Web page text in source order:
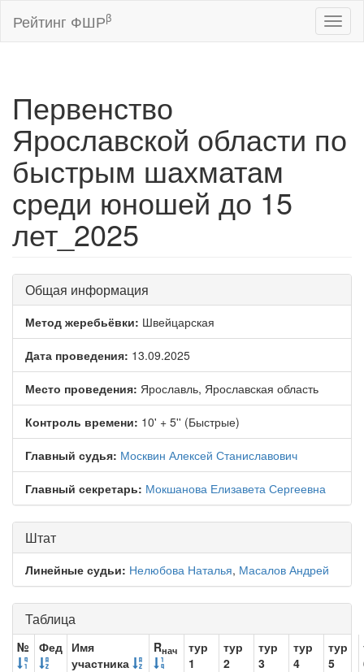
Рейтинг ФШРβ
Первенство
Ярославской области по
быстрым шахматам
среди юношей до 15
лет_2025
Общая информация
Метод жеребьёвки: Швейцарская
Дата проведения: 13.09.2025
Место проведения: Ярославль, Ярославская область
Контроль времени: 10' + 5'' (Быстрые)
Главный судья: Москвин Алексей Станиславович
Главный секретарь: Мокшанова Елизавета Сергеевна
Штат
Линейные судьи: Нелюбова Наталья, Масалов Андрей
Таблица
№ Фед Имя
участника
Rнач
тур
1
тур
2
тур
3
тур
4
тур
5